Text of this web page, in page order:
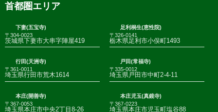
首都圏エリア
下妻(五宝寺)
〒304-0023
茨城県下妻市大串字陣屋419
足利桐生(恵性院)
〒326-0141
栃木県足利市小俣町1493
行田(天洲寺)
〒361-0011
埼玉県行田市荒木1614
戸田(常福寺)
〒335-0012
埼玉県戸田市中町2-4-11
本庄(開善寺)
〒367-0053
埼玉県本庄市中央2丁目8-26
本庄児玉(真鏡寺)
〒367-0223
埼玉県本庄市児玉町塩谷88